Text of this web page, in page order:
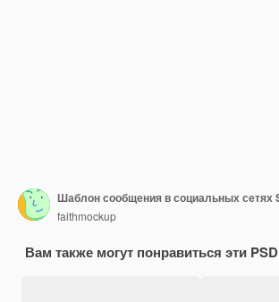
faithmockup
Вам также могут понравиться эти PSD